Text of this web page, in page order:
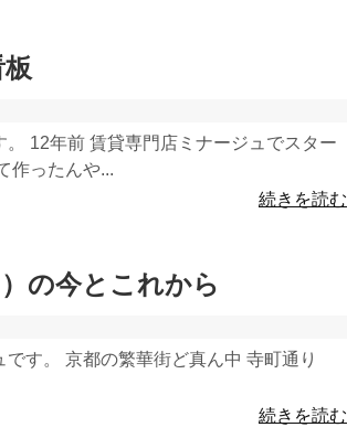
12年前 賃貸専門店ミナージュでスター
作ったんや...
続きを読む
の今とこれから
す。 京都の繁華街ど真ん中 寺町通り
続きを読む